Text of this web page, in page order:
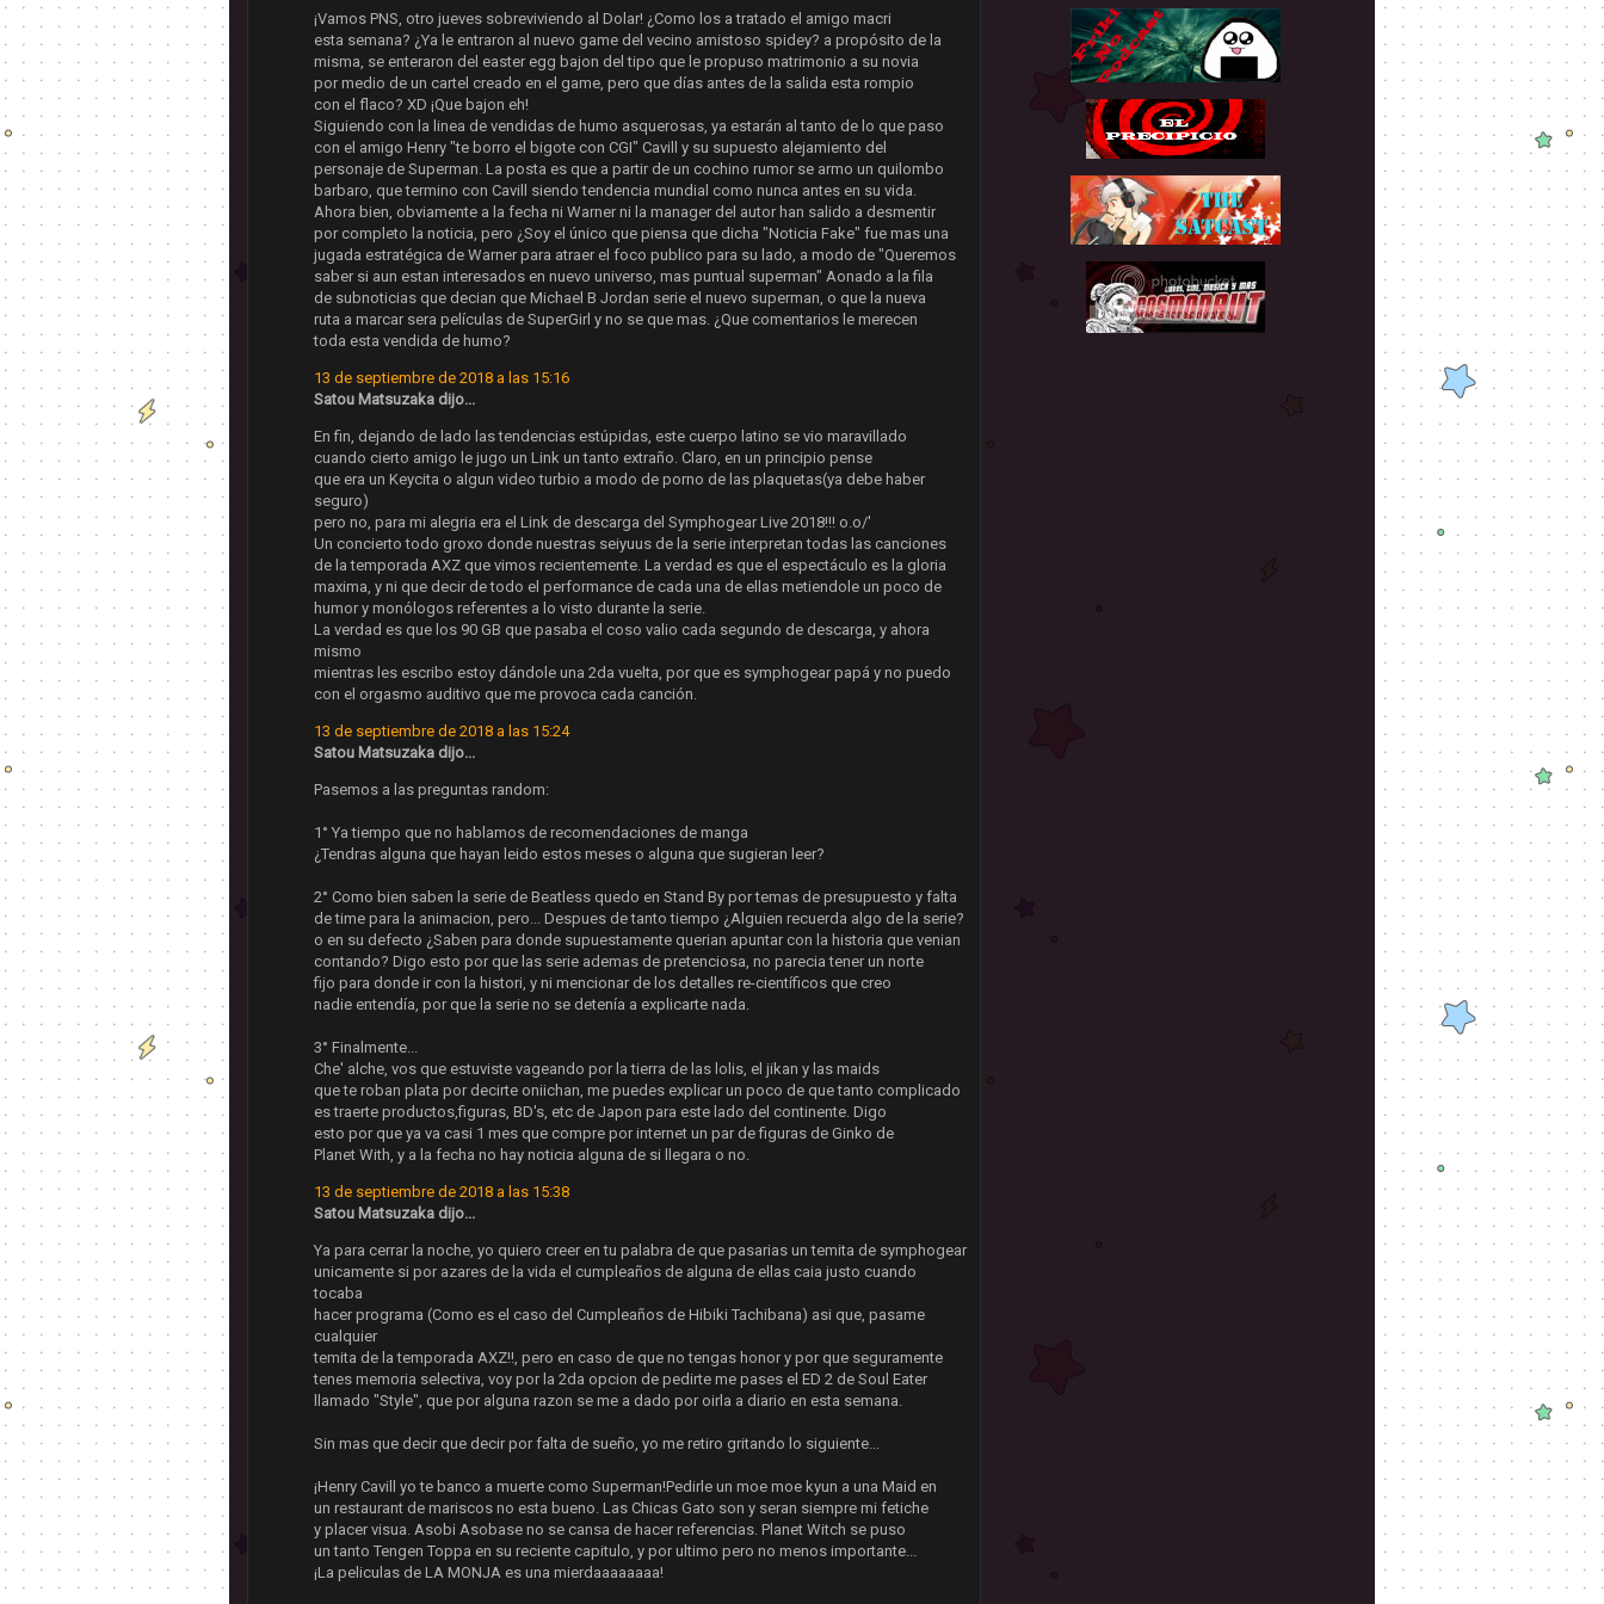
¡Vamos PNS, otro jueves sobreviviendo al Dolar! ¿Como los a tratado el amigo macri
esta semana? ¿Ya le entraron al nuevo game del vecino amistoso spidey? a propósito de la
misma, se enteraron del easter egg bajon del tipo que le propuso matrimonio a su novia
por medio de un cartel creado en el game, pero que días antes de la salida esta rompio
con el flaco? XD ¡Que bajon eh!
Siguiendo con la linea de vendidas de humo asquerosas, ya estarán al tanto de lo que paso
con el amigo Henry "te borro el bigote con CGI" Cavill y su supuesto alejamiento del
personaje de Superman. La posta es que a partir de un cochino rumor se armo un quilombo
barbaro, que termino con Cavill siendo tendencia mundial como nunca antes en su vida.
Ahora bien, obviamente a la fecha ni Warner ni la manager del autor han salido a desmentir
por completo la noticia, pero ¿Soy el único que piensa que dicha "Noticia Fake" fue mas una
jugada estratégica de Warner para atraer el foco publico para su lado, a modo de "Queremos
saber si aun estan interesados en nuevo universo, mas puntual superman" Aonado a la fila
de subnoticias que decian que Michael B Jordan serie el nuevo superman, o que la nueva
ruta a marcar sera películas de SuperGirl y no se que mas. ¿Que comentarios le merecen
toda esta vendida de humo?
13 de septiembre de 2018 a las 15:16
Satou Matsuzaka dijo...
En fin, dejando de lado las tendencias estúpidas, este cuerpo latino se vio maravillado
cuando cierto amigo le jugo un Link un tanto extraño. Claro, en un principio pense
que era un Keycita o algun video turbio a modo de porno de las plaquetas(ya debe haber
seguro)
pero no, para mi alegria era el Link de descarga del Symphogear Live 2018!!! o.o/'
Un concierto todo groxo donde nuestras seiyuus de la serie interpretan todas las canciones
de la temporada AXZ que vimos recientemente. La verdad es que el espectáculo es la gloria
maxima, y ni que decir de todo el performance de cada una de ellas metiendole un poco de
humor y monólogos referentes a lo visto durante la serie.
La verdad es que los 90 GB que pasaba el coso valio cada segundo de descarga, y ahora
mismo
mientras les escribo estoy dándole una 2da vuelta, por que es symphogear papá y no puedo
con el orgasmo auditivo que me provoca cada canción.
13 de septiembre de 2018 a las 15:24
Satou Matsuzaka dijo...
Pasemos a las preguntas random:
1° Ya tiempo que no hablamos de recomendaciones de manga
¿Tendras alguna que hayan leido estos meses o alguna que sugieran leer?
2° Como bien saben la serie de Beatless quedo en Stand By por temas de presupuesto y falta
de time para la animacion, pero... Despues de tanto tiempo ¿Alguien recuerda algo de la serie?
o en su defecto ¿Saben para donde supuestamente querian apuntar con la historia que venian
contando? Digo esto por que las serie ademas de pretenciosa, no parecia tener un norte
fijo para donde ir con la histori, y ni mencionar de los detalles re-científicos que creo
nadie entendía, por que la serie no se detenía a explicarte nada.
3° Finalmente...
Che' alche, vos que estuviste vageando por la tierra de las lolis, el jikan y las maids
que te roban plata por decirte oniichan, me puedes explicar un poco de que tanto complicado
es traerte productos,figuras, BD's, etc de Japon para este lado del continente. Digo
esto por que ya va casi 1 mes que compre por internet un par de figuras de Ginko de
Planet With, y a la fecha no hay noticia alguna de si llegara o no.
13 de septiembre de 2018 a las 15:38
Satou Matsuzaka dijo...
Ya para cerrar la noche, yo quiero creer en tu palabra de que pasarias un temita de symphogear
unicamente si por azares de la vida el cumpleaños de alguna de ellas caia justo cuando
tocaba
hacer programa (Como es el caso del Cumpleaños de Hibiki Tachibana) asi que, pasame
cualquier
temita de la temporada AXZ!!, pero en caso de que no tengas honor y por que seguramente
tenes memoria selectiva, voy por la 2da opcion de pedirte me pases el ED 2 de Soul Eater
llamado "Style", que por alguna razon se me a dado por oirla a diario en esta semana.
Sin mas que decir que decir por falta de sueño, yo me retiro gritando lo siguiente...
¡Henry Cavill yo te banco a muerte como Superman!Pedirle un moe moe kyun a una Maid en
un restaurant de mariscos no esta bueno. Las Chicas Gato son y seran siempre mi fetiche
y placer visua. Asobi Asobase no se cansa de hacer referencias. Planet Witch se puso
un tanto Tengen Toppa en su reciente capitulo, y por ultimo pero no menos importante...
¡La peliculas de LA MONJA es una mierdaaaaaaaa!